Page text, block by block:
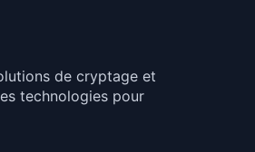
de cryptage et
technologies pour